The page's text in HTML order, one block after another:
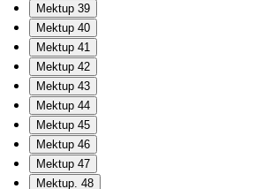
Mektup 39
Mektup 40
Mektup 41
Mektup 42
Mektup 43
Mektup 44
Mektup 45
Mektup 46
Mektup 47
Mektup. 48